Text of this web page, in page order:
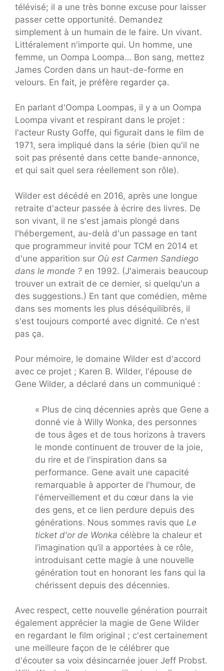
télévisé; il a une très bonne excuse pour laisser
passer cette opportunité. Demandez
simplement à un humain de le faire. Un vivant.
Littéralement n'importe qui. Un homme, une
femme, un Oompa Loompa… Bon sang, mettez
James Corden dans un haut-de-forme en
velours. En fait, je préfère regarder ça.
En parlant d'Oompa Loompas, il y a un Oompa
Loompa vivant et respirant dans le projet :
l'acteur Rusty Goffe, qui figurait dans le film de
1971, sera impliqué dans la série (bien qu'il ne
soit pas présenté dans cette bande-annonce,
et qui sait quel sera réellement son rôle).
Wilder est décédé en 2016, après une longue
retraite d'acteur passée à écrire des livres. De
son vivant, il ne s'est jamais plongé dans
l'hébergement, au-delà d'un passage en tant
que programmeur invité pour TCM en 2014 et
d'une apparition sur Où est Carmen Sandiego
dans le monde ? en 1992. (J'aimerais beaucoup
trouver un extrait de ce dernier, si quelqu'un a
des suggestions.) En tant que comédien, même
dans ses moments les plus déséquilibrés, il
s'est toujours comporté avec dignité. Ce n'est
pas ça.
Pour mémoire, le domaine Wilder est d'accord
avec ce projet ; Karen B. Wilder, l'épouse de
Gene Wilder, a déclaré dans un communiqué :
« Plus de cinq décennies après que Gene a
donné vie à Willy Wonka, des personnes
de tous âges et de tous horizons à travers
le monde continuent de trouver de la joie,
du rire et de l'inspiration dans sa
performance. Gene avait une capacité
remarquable à apporter de l'humour, de
l'émerveillement et du cœur dans la vie
des gens, et ce lien perdure depuis des
générations. Nous sommes ravis que Le
ticket d'or de Wonka célèbre la chaleur et
l’imagination qu’il a apportées à ce rôle,
introduisant cette magie à une nouvelle
génération tout en honorant les fans qui la
chérissent depuis des décennies.
Avec respect, cette nouvelle génération pourrait
également apprécier la magie de Gene Wilder
en regardant le film original ; c'est certainement
une meilleure façon de le célébrer que
d'écouter sa voix désincarnée jouer Jeff Probst.